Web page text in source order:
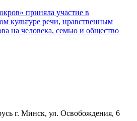
приняла участие в
культуре речи, нравственным
на человека, семью и общество
г. Минск, ул. Освобождения, 6